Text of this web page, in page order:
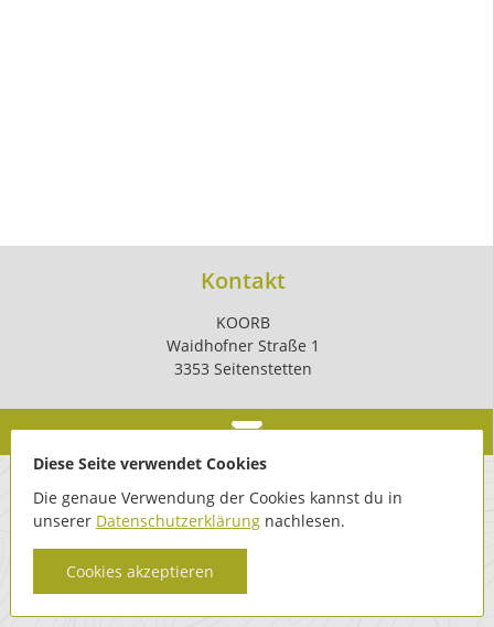
Kontakt
KOORB
Waidhofner Straße 1
3353 Seitenstetten
Diese Seite verwendet Cookies
Die genaue Verwendung der Cookies kannst du in
unserer Datenschutzerklärungnachlesen.
Cookies akzeptieren